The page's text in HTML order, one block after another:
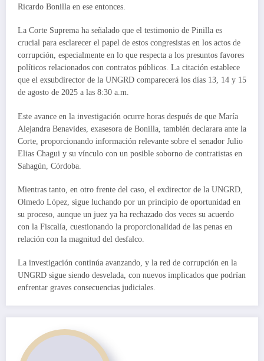
Ricardo Bonilla en ese entonces.
La Corte Suprema ha señalado que el testimonio de Pinilla es
crucial para esclarecer el papel de estos congresistas en los actos de
corrupción, especialmente en lo que respecta a los presuntos favores
políticos relacionados con contratos públicos. La citación establece
que el exsubdirector de la UNGRD comparecerá los días 13, 14 y 15
de agosto de 2025 a las 8:30 a.m.
Este avance en la investigación ocurre horas después de que María
Alejandra Benavides, exasesora de Bonilla, también declarara ante la
Corte, proporcionando información relevante sobre el senador Julio
Elias Chagui y su vínculo con un posible soborno de contratistas en
Sahagún, Córdoba.
Mientras tanto, en otro frente del caso, el exdirector de la UNGRD,
Olmedo López, sigue luchando por un principio de oportunidad en
su proceso, aunque un juez ya ha rechazado dos veces su acuerdo
con la Fiscalía, cuestionando la proporcionalidad de las penas en
relación con la magnitud del desfalco.
La investigación continúa avanzando, y la red de corrupción en la
UNGRD sigue siendo desvelada, con nuevos implicados que podrían
enfrentar graves consecuencias judiciales.